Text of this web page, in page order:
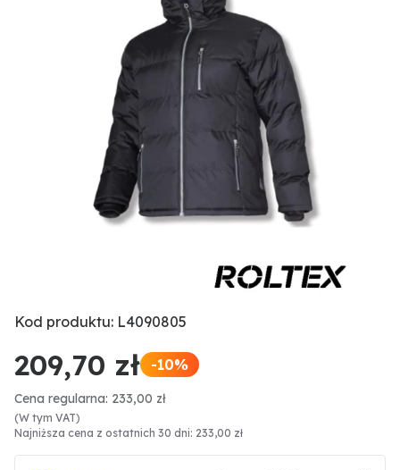
Kod produktu: L4090805
209,70 zł -10%
Cena regularna: 233,00 zł
(W tym VAT)
Najniższa cena z ostatnich 30 dni: 233,00 zł